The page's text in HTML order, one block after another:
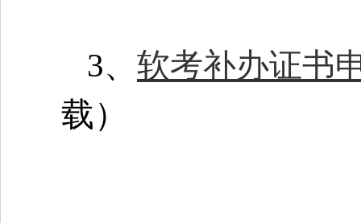
3、 软考补办证书
载）